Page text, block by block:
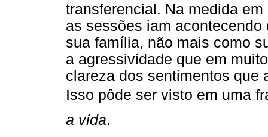
transferencial. Na medida
as sessões iam
sua família, não mais como
a agressividade que em
clareza dos sentimentos que
Isso pôde ser visto em uma
a vida.